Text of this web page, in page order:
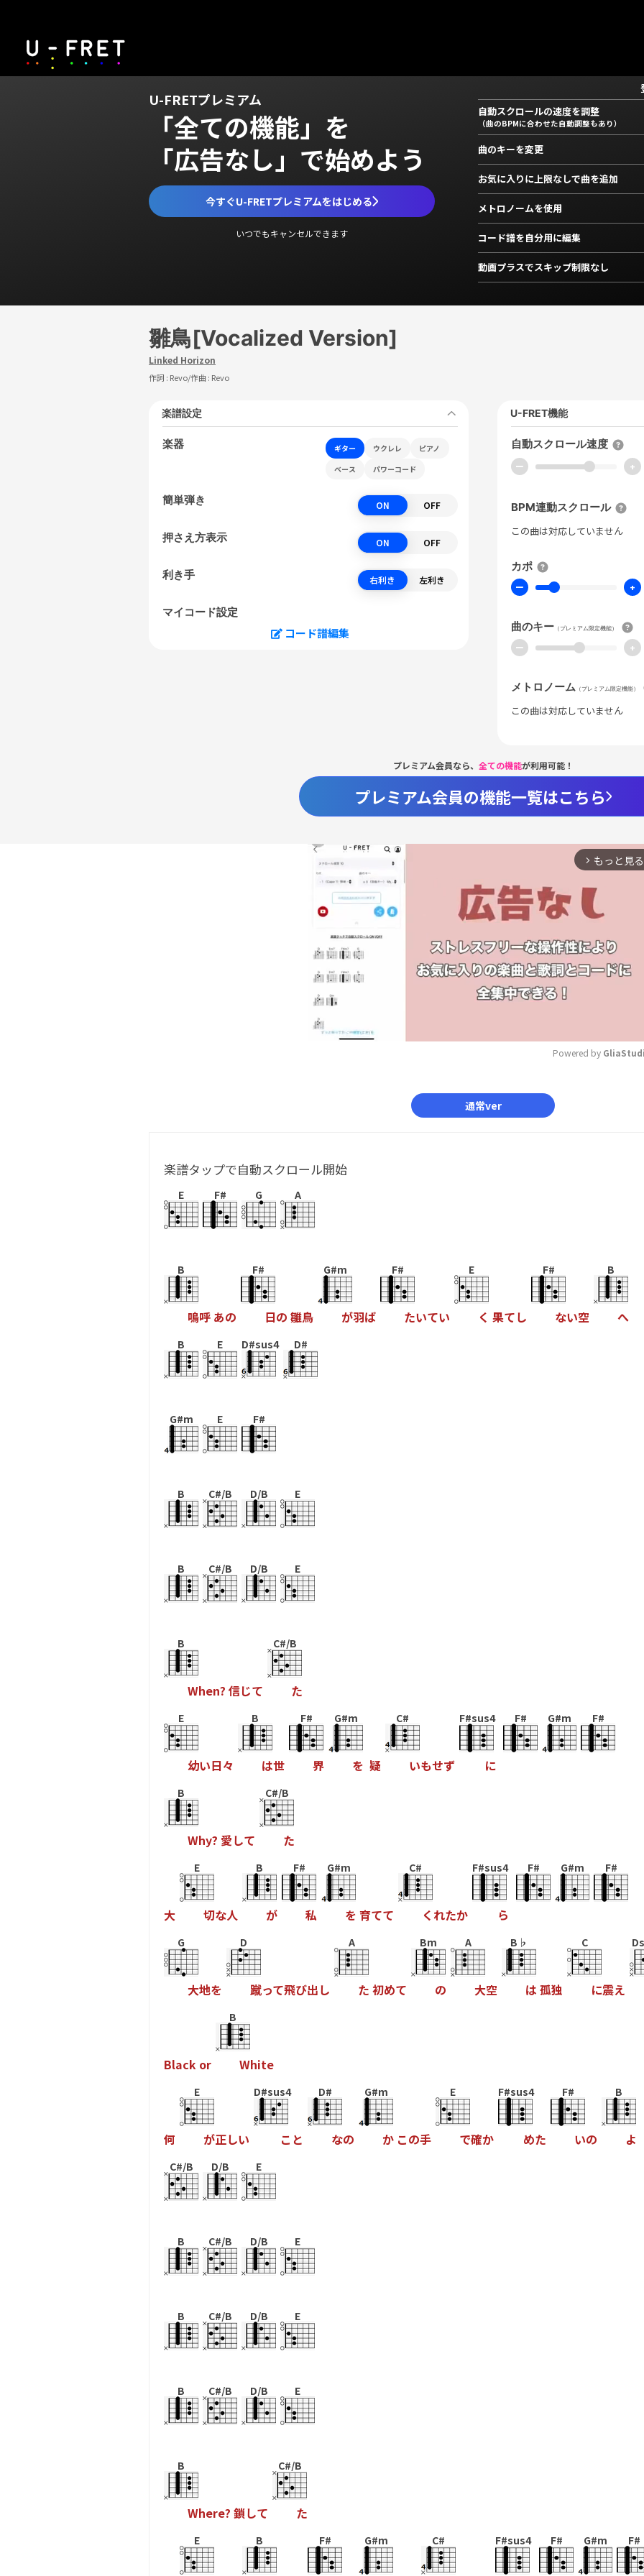
U-FRETプレミアム
「全ての機能」を
「広告なし」で始めよう
今すぐU-FRETプレミアムをはじめる
いつでもキャンセルできます
自動スクロールの速度を調整
（曲のBPMに合わせた自動調整もあり）
曲のキーを変更
お気に入りに上限なしで曲を追加
メトロノームを使用
コード譜を自分用に編集
動画プラスでスキップ制限なし
雛鳥[Vocalized Version]
Linked Horizon
作詞 : Revo/作曲 : Revo
楽譜設定
楽器 ギター ウクレレ
ピアノ
ベース
パワーコード
簡単弾き ON OFF
押さえ方表示 ON OFF
利き手 右利き 左利き
マイコード設定
コード譜編集
U-FRET機能
自動スクロール速度
ー +
BPM連動スクロール
この曲は対応していません
カポ
ー +
曲のキー （プレミアム限定機能）
ー +
メトロノーム （プレミアム限定機能）
この曲は対応していません
プレミアム会員なら、 全ての機能が利用可能！
プレミアム会員の機能一覧はこちら
arrow_forward_ios もっと見る
Powered by
通常ver
楽譜タップで自動スクロール開始
E F# G A
B
嗚呼 あの
F#
日の 雛鳥
G#m
が羽ば
F#
たいてい
E
く 果てし
F#
ない空
B
へ
B E D#sus4 D#
G#m E F#
B C#/B D/B E
B C#/B D/B E
B
When? 信じて
C#/B
た
E
幼い日々
B
は世
F#
界
G#m
を 疑
C#
いもせず
F#sus4
に
F# G#m F#
B
Why? 愛して
C#/B
た
大
E
切な人
B
が
F#
私
G#m
を 育てて
C#
く れたか
F#sus4
ら
F# G#m F#
G
大地を
D
蹴って飛び出し
A
た 初めて
Bm
の
A
大空
B♭
は 孤独
C
に震え
Black or
B
White
何
E
が正しい
D#sus4
こ と
D#
なの
G#m
か この手
E
で確か
F#sus4
めた
F#
いの
B
よ
C#/B D/B E
B C#/B D/B E
B C#/B D/B E
B C#/B D/B E
B
Where? 鎖して
C#/B
た
E B F# G#m C# F#sus4 F# G#m F#